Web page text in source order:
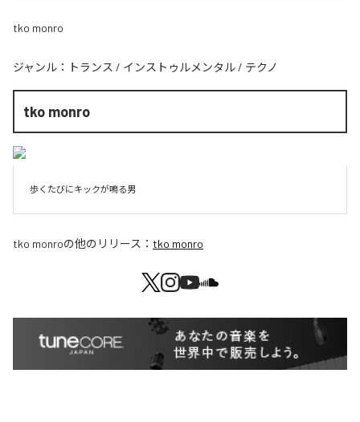
tko monro
ジャンル： トランス / インストゥルメンタル / テクノ
tko monro
歩くたびにキックが鳴る男
tko monroの他のリリース： tko monro